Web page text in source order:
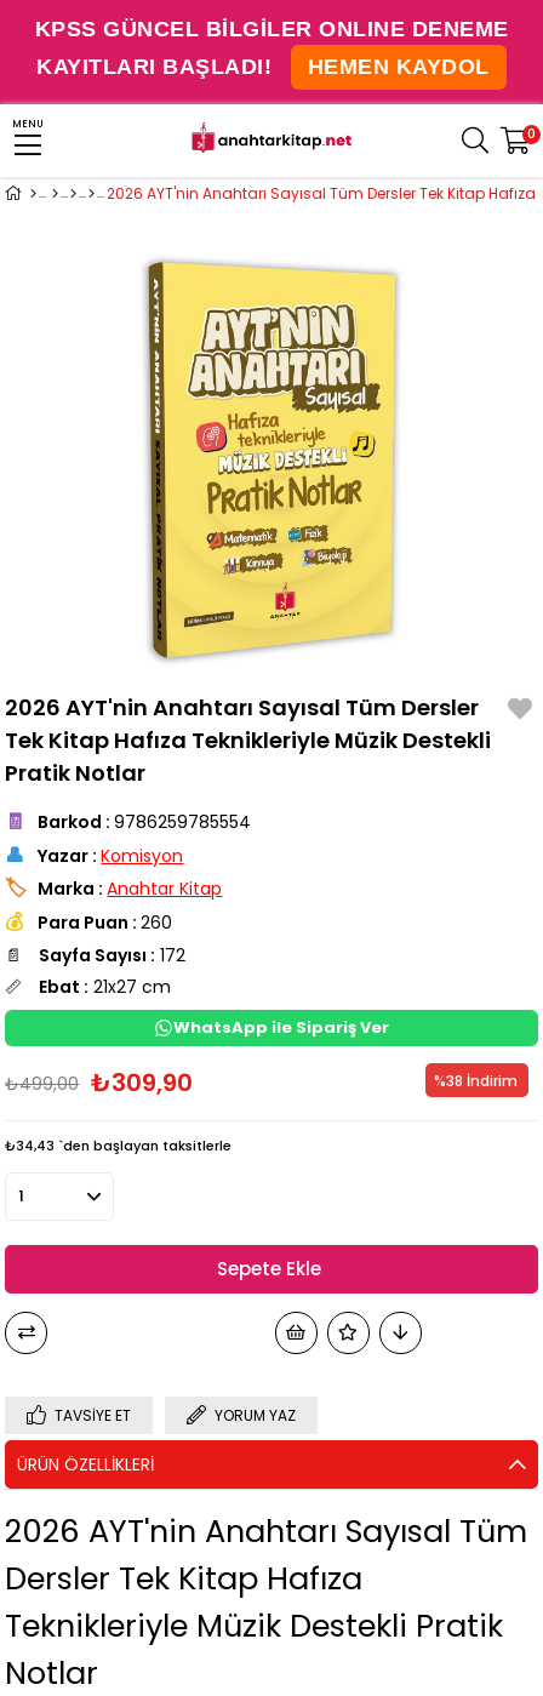
KPSS GÜNCEL BİLGİLER ONLINE DENEME
KAYITLARI BAŞLADI!
HEMEN KAYDOL
MENU 0
2026 AYT'nin Anahtarı Sayısal Tüm Dersler
Tek Kitap Hafıza Teknikleriyle Müzik Destekli
Pratik Notlar
🧾 Barkod : 9786259785554
👤 Yazar : Komisyon
🏷️ Marka : Anahtar Kitap
💰 Para Puan : 260
📄
Sayfa Sayısı : 172
📏
Ebat : 21x27 cm
WhatsApp ile Sipariş Ver
₺499,00 ₺309,90 %38 İndirim
₺34,43 `den başlayan taksitlerle
TAVSIYE ET YORUM YAZ
ÜRÜN ÖZELLIKLERI
2026 AYT'nin Anahtarı Sayısal Tüm
Dersler Tek Kitap Hafıza
Teknikleriyle Müzik Destekli Pratik
Notlar